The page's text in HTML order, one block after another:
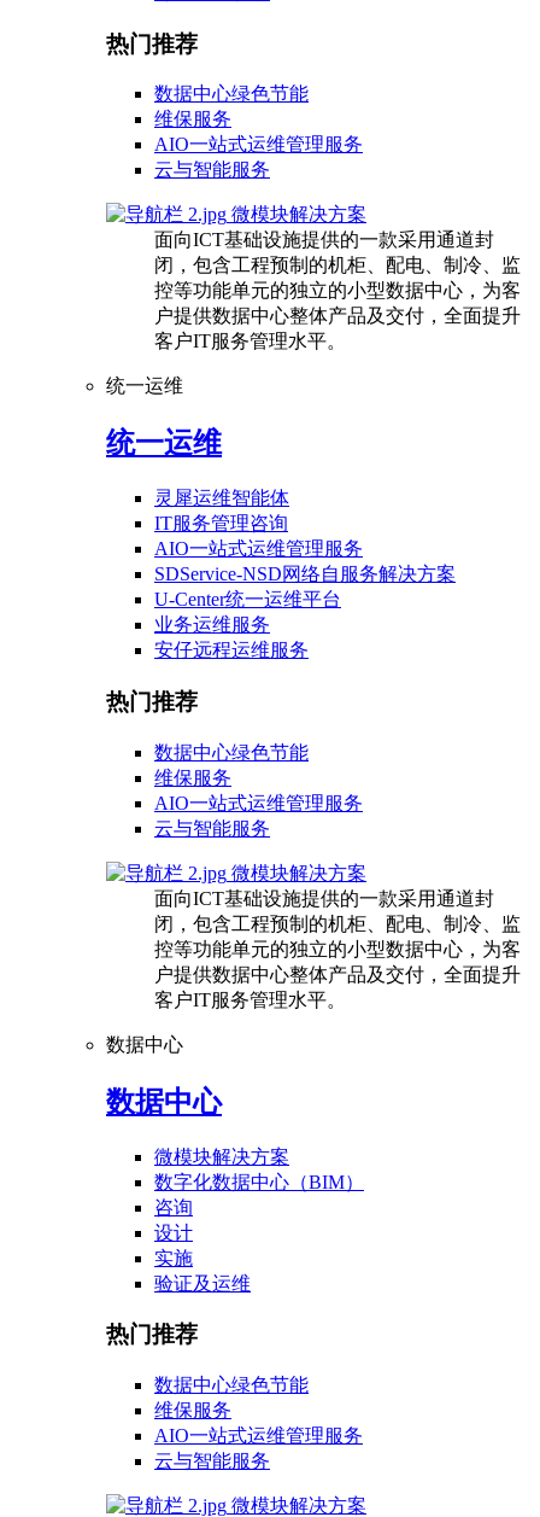
热门推荐
数据中心绿色节能
维保服务
AIO一站式运维管理服务
云与智能服务
微模块解决方案
面向ICT基础设施提供的一款采用通道封
闭，包含工程预制的机柜、配电、制冷、监
控等功能单元的独立的小型数据中心，为客
户提供数据中心整体产品及交付，全面提升
客户IT服务管理水平。
统一运维
统一运维
灵犀运维智能体
IT服务管理咨询
AIO一站式运维管理服务
SDService-NSD网络自服务解决方案
U-Center统一运维平台
业务运维服务
安仔远程运维服务
热门推荐
数据中心绿色节能
维保服务
AIO一站式运维管理服务
云与智能服务
微模块解决方案
面向ICT基础设施提供的一款采用通道封
闭，包含工程预制的机柜、配电、制冷、监
控等功能单元的独立的小型数据中心，为客
户提供数据中心整体产品及交付，全面提升
客户IT服务管理水平。
数据中心
数据中心
微模块解决方案
数字化数据中心（BIM）
咨询
设计
实施
验证及运维
热门推荐
数据中心绿色节能
维保服务
AIO一站式运维管理服务
云与智能服务
微模块解决方案